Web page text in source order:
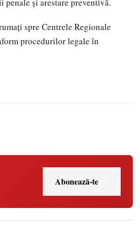
spre Centrele Regionale
procedurilor legale în
Abonează-te